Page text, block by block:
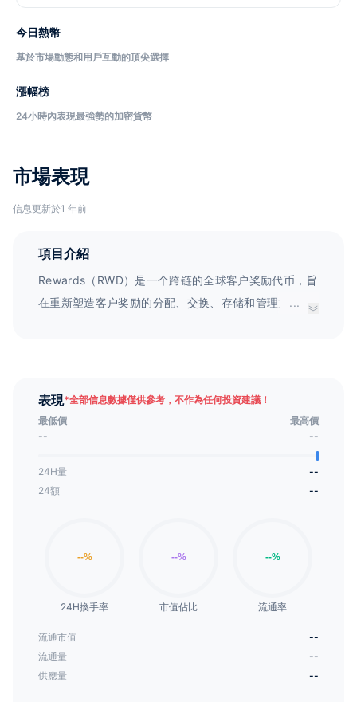
市場表現
信息更新於1 年前
項目介紹
Rewards（RWD）是一个跨链的全球客户奖励代币，旨
在重新塑造客户奖励的分配、交换、存储和管理方式。
...
表現*全部信息數據僅供參考，不作為任何投資建議！
最低價
最高價
--
--
24H量
--
24額
--
24H換手率 市值佔比 流通率
流通市值
--
流通量
--
供應量
--
今日熱幣
基於市場動態和用戶互動的頂尖選擇
漲幅榜
24小時內表現最強勢的加密貨幣